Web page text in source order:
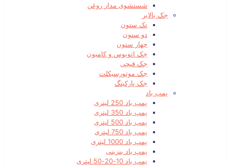
شستشوی مدار روغن
جک بالابر
تک ستون
دو ستون
چهار ستون
جک اتوبوس و کامیون
جک قیچی
جک موتورسیکلت
جک پارکینگ
پمپ باد
پمپ باد 250 لیتری
پمپ باد 350 لیتری
پمپ باد 500 لیتری
پمپ باد 750 لیتری
پمپ باد 1000 لیتری
پمپ باد بنزینی
پمپ باد 10-20-50 لیتری